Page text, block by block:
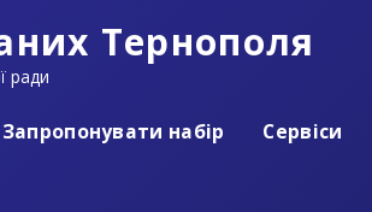
Тернополя
ради
Запропонувати набір Сервіси